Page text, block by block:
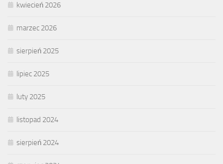
kwiecień 2026
marzec 2026
sierpień 2025
lipiec 2025
luty 2025
listopad 2024
sierpień 2024